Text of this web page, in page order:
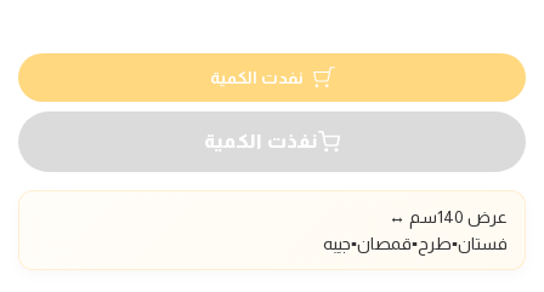
نفدت الكمية
نفذت الكمية
عرض 140سم ↔️
فستان▪️طرح▪️قمصان▪️جيبه